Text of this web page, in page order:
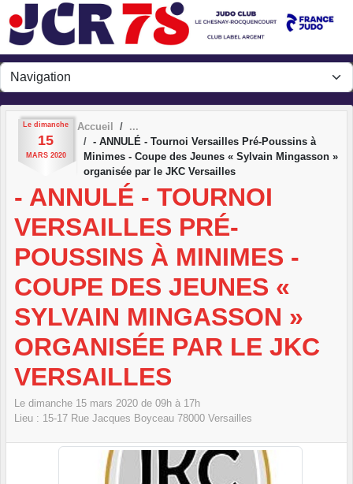
Le dimanche
15
MARS 2020
Accueil
- ANNULÉ - Tournoi Versailles Pré-Poussins à
Minimes - Coupe des Jeunes « Sylvain Mingasson »
organisée par le JKC Versailles
- ANNULÉ - TOURNOI
VERSAILLES PRÉ-
POUSSINS À MINIMES -
COUPE DES JEUNES «
SYLVAIN MINGASSON »
ORGANISÉE PAR LE JKC
VERSAILLES
Le dimanche 15 mars 2020 de 09h à 17h
Lieu : 15-17 Rue Jacques Boyceau 78000 Versailles
Panneau de gestion des cookies